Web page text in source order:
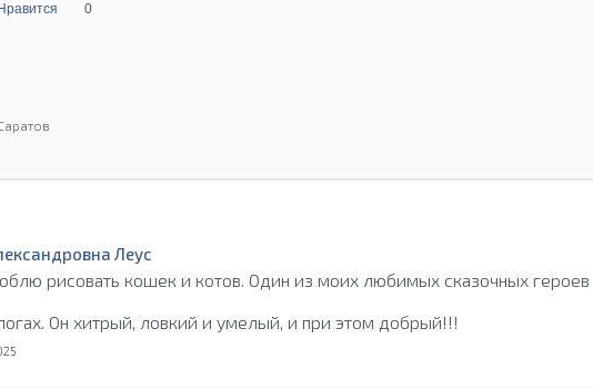
Нравится 0
Леус
рисовать кошек и котов. Один из моих любимых сказочных героев
Он хитрый, ловкий и умелый, и при этом добрый!!!